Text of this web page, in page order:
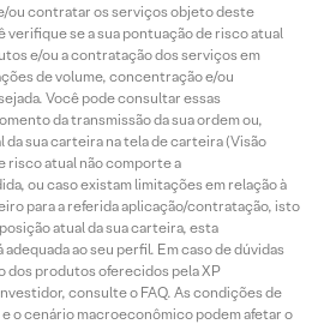
ou contratar os serviços objeto deste
se a sua pontuação de risco atual
e/ou a contratação dos serviços em
de volume, concentração e/ou
Você pode consultar essas
da transmissão da sua ordem ou,
sua carteira na tela de carteira (Visão
risco atual não comporte a
ou caso existam limitações em relação à
para a referida aplicação/contratação, isto
atual da sua carteira, esta
ao seu perfil. Em caso de dúvidas
dos produtos oferecidos pela XP
consulte o FAQ. As condições de
o cenário macroeconômico podem afetar o